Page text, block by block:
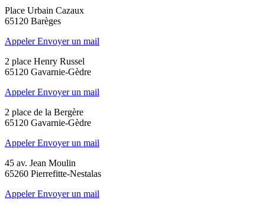
Place Urbain Cazaux
65120 Barèges
AppelerEnvoyer un mail
2 place Henry Russel
65120 Gavarnie-Gèdre
AppelerEnvoyer un mail
2 place de la Bergère
65120 Gavarnie-Gèdre
AppelerEnvoyer un mail
45 av. Jean Moulin
65260 Pierrefitte-Nestalas
AppelerEnvoyer un mail